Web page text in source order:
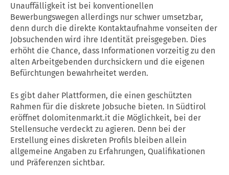
Unauffälligkeit ist bei konventionellen
Bewerbungswegen allerdings nur schwer umsetzbar,
denn durch die direkte Kontaktaufnahme vonseiten der
Jobsuchenden wird ihre Identität preisgegeben. Dies
erhöht die Chance, dass Informationen vorzeitig zu den
alten Arbeitgebenden durchsickern und die eigenen
Befürchtungen bewahrheitet werden.
Es gibt daher Plattformen, die einen geschützten
Rahmen für die diskrete Jobsuche bieten. In Südtirol
eröffnet dolomitenmarkt.it die Möglichkeit, bei der
Stellensuche verdeckt zu agieren. Denn bei der
Erstellung eines diskreten Profils bleiben allein
allgemeine Angaben zu Erfahrungen, Qualifikationen
und Präferenzen sichtbar.